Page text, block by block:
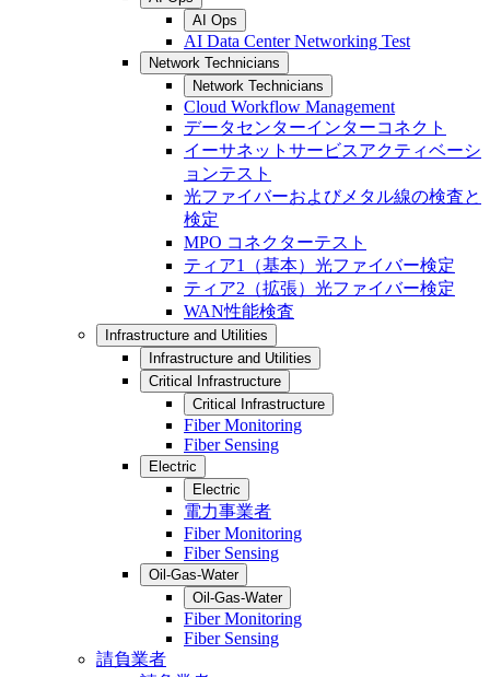
AI Ops
AI Data Center Networking Test
Network Technicians
Network Technicians
Cloud Workflow Management
データセンターインターコネクト
イーサネットサービスアクティベーシ
ョンテスト
光ファイバーおよびメタル線の検査と
検定
MPO コネクターテスト
ティア1（基本）光ファイバー検定
ティア2（拡張）光ファイバー検定
WAN性能検査
Infrastructure and Utilities
Infrastructure and Utilities
Critical Infrastructure
Critical Infrastructure
Fiber Monitoring
Fiber Sensing
Electric
Electric
電力事業者
Fiber Monitoring
Fiber Sensing
Oil-Gas-Water
Oil-Gas-Water
Fiber Monitoring
Fiber Sensing
請負業者